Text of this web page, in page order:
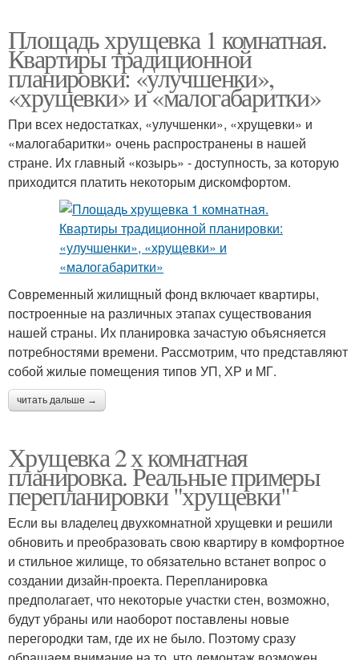
Площадь хрущевка 1 комнатная.
Квартиры традиционной
планировки: «улучшенки»,
«хрущевки» и «малогабаритки»
При всех недостатках, «улучшенки», «хрущевки» и
«малогабаритки» очень распространены в нашей
стране. Их главный «козырь» - доступность, за которую
приходится платить некоторым дискомфортом.
Современный жилищный фонд включает квартиры,
построенные на различных этапах существования
нашей страны. Их планировка зачастую объясняется
потребностями времени. Рассмотрим, что представляют
собой жилые помещения типов УП, ХР и МГ.
читать дальше →
Хрущевка 2 х комнатная
планировка. Реальные примеры
перепланировки "хрущевки"
Если вы владелец двухкомнатной хрущевки и решили
обновить и преобразовать свою квартиру в комфортное
и стильное жилище, то обязательно встанет вопрос о
создании дизайн-проекта. Перепланировка
предполагает, что некоторые участки стен, возможно,
будут убраны или наоборот поставлены новые
перегородки там, где их не было. Поэтому сразу